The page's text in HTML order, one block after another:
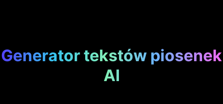
Generator tekstów piosenek
AI